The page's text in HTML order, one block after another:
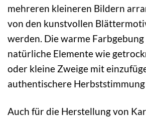
mehreren kleineren Bildern
von den kunstvollen
werden. Die warme
natürliche Elemente wie
oder kleine Zweige mit
authentischere Herbststimmung
Auch für die Herstellung von